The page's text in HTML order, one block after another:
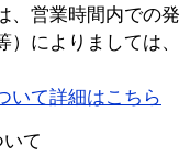
、営業時間内での
）によりましては
いて詳細はこちら
て